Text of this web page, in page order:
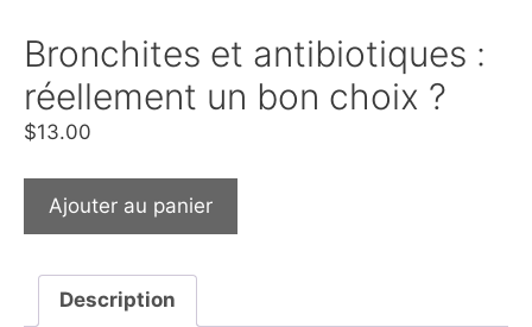
Bronchites et antibiotiques :
réellement un bon choix ?
$13.00
Ajouter au panier
Description